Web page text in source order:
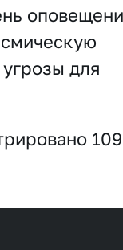
угрозы для
109